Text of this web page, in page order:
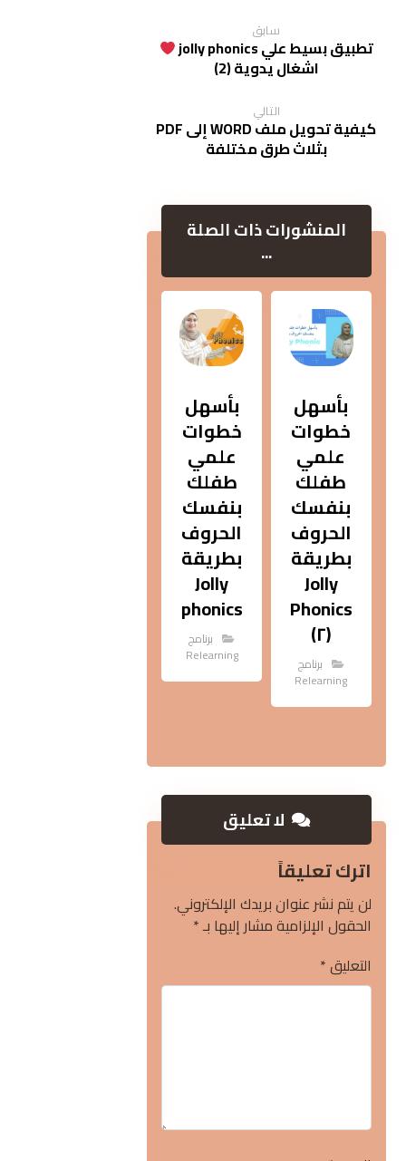
سابق
تطبيق بسيط علي jolly phonics
اشغال يدوية (2)
التالي
كيفية تحويل ملف WORD إلى PDF
بثلاث طرق مختلفة
المنشورات ذات الصلة
...
بأسهل
خطوات
علمي
طفلك
بنفسك
الحروف
بطريقة
Jolly
Phonics
(٢)
برنامج
Relearning
بأسهل
خطوات
علمي
طفلك
بنفسك
الحروف
بطريقة
Jolly
phonics
برنامج
Relearning
لا تعليق
اترك تعليقاً
لن يتم نشر عنوان بريدك الإلكتروني.
الحقول الإلزامية مشار إليها بـ*
التعليق*